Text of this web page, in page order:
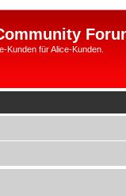
Kunden für Alice-Kunden.